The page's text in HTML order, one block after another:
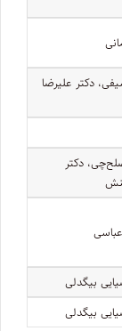
دکتر علیرضا
دکتر
بیگدلی
بیگدلی